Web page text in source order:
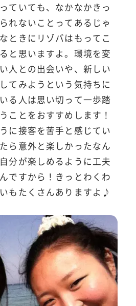
ていても、なかなかきっ
れないことってあるじゃ
ときにリゾバはもってこ
と思いますよ。環境を変
人との出会いや、新しい
てみようという気持ちに
る人は思い切って一歩踏
ことをおすすめします！
に接客を苦手と感じてい
ら意外と楽しかったなん
分が楽しめるように工夫
ですから！きっとわくわ
もたくさんありますよ♪